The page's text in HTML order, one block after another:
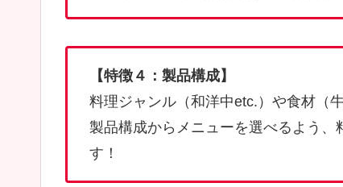
【特徴４：製品構成】
料理ジャンル（和洋中etc.）や食材（
製品構成からメニューを選べるよう
す！